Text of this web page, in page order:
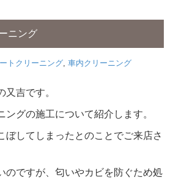
ニング
トクリーニング 車内クリーニング
又吉です。
グの施工について紹介します。
ぼしてしまったとのことでご来店さ
のですが、匂いやカビを防ぐため処